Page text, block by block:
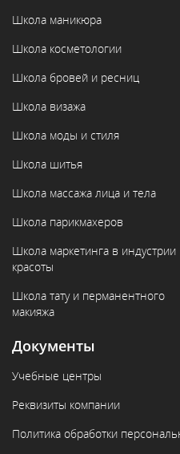
Школа маникюра
Школа косметологии
Школа бровей и ресниц
Школа визажа
Школа моды и стиля
Школа шитья
Школа массажа лица и тела
Школа парикмахеров
Школа маркетинга в индустрии
красоты
Школа тату и перманентного
макияжа
Документы
Учебные центры
Реквизиты компании
Политика обработки